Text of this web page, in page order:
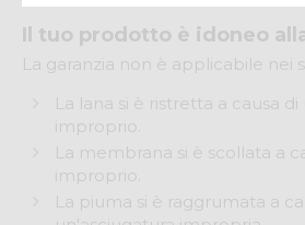
Il tuo prodotto è idoneo
La garanzia non è applicabile nei
La lana si è ristretta a causa di
improprio.
La membrana si è scollata a
improprio.
La piuma si è raggrumata a